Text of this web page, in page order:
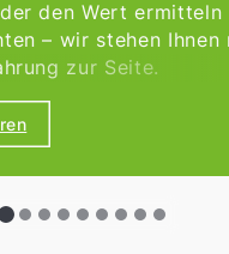
den Wert ermitteln
– wir stehen Ihnen
zur Seite.